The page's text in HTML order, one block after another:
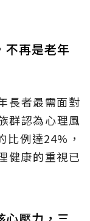
不再是老年
長者最需面對
群認為心理風
比例達24%，
健康的重視已